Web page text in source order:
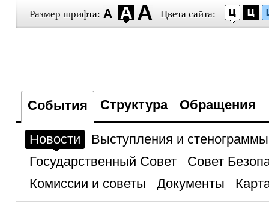
Размер шрифта: Цвета сайта:
События Структура Обращения
Новости
Выступления и стенограммы
Государственный Совет
Совет
Комиссии и советы
Документы